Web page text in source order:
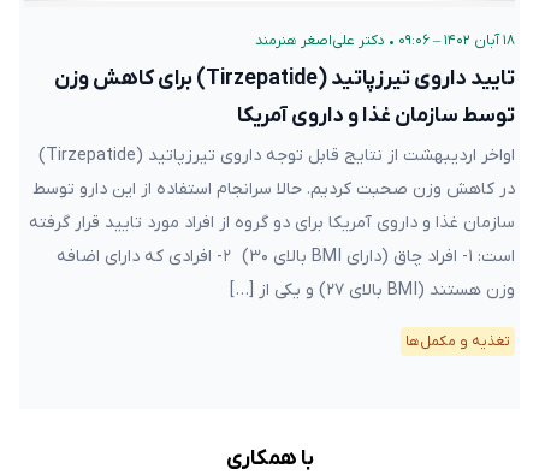
۱۸ آبان ۱۴۰۲ – ۰۹:۰۶ • دکتر علی‌اصغر هنرمند
تایید داروی تیرزپاتید (Tirzepatide) برای کاهش وزن
توسط سازمان غذا و داروی آمریکا
اواخر اردیبهشت از نتایج قابل توجه داروی تیرزپاتید (Tirzepatide)
در کاهش وزن صحبت کردیم. حالا سرانجام استفاده از این دارو توسط
سازمان غذا و داروی آمریکا برای دو گروه از افراد مورد تایید قرار گرفته
است: ۱- افراد چاق (دارای BMI بالای ۳۰) ۲- افرادی که دارای اضافه
وزن هستند (BMI بالای ۲۷) و یکی از […]
تغذیه و مکمل‌ها
با همکاری